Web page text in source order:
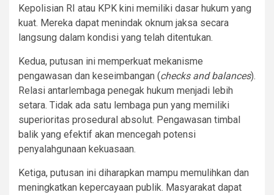
Kepolisian RI atau KPK kini memiliki dasar hukum yang
kuat. Mereka dapat menindak oknum jaksa secara
langsung dalam kondisi yang telah ditentukan.
Kedua, putusan ini memperkuat mekanisme
pengawasan dan keseimbangan (checks and balances).
Relasi antarlembaga penegak hukum menjadi lebih
setara. Tidak ada satu lembaga pun yang memiliki
superioritas prosedural absolut. Pengawasan timbal
balik yang efektif akan mencegah potensi
penyalahgunaan kekuasaan.
Ketiga, putusan ini diharapkan mampu memulihkan dan
meningkatkan kepercayaan publik. Masyarakat dapat